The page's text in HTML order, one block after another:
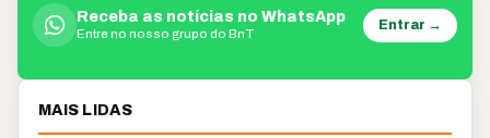
Receba as notícias no WhatsApp
Entre no nosso grupo do BnT
Entrar →
MAIS LIDAS